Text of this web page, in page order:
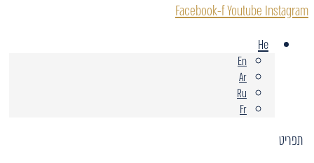
Facebook-fYoutube Instagram
He
En
Ar
Ru
Fr
תפריט